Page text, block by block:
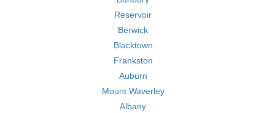
Reservoir
Berwick
Blacktown
Frankston
Auburn
Mount Waverley
Albany